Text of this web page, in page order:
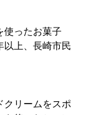
使ったお菓子
以上、長崎市民
クリームをスポ